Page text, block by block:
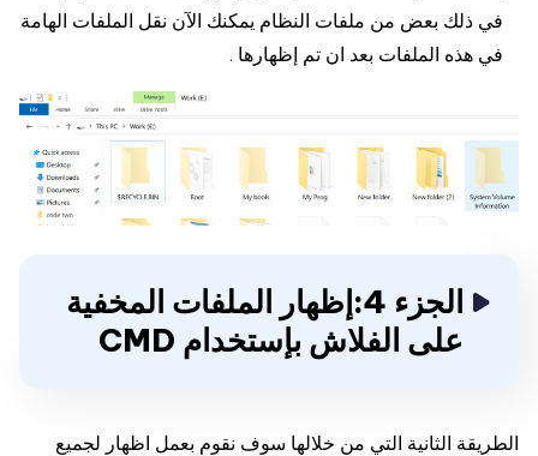
في ذلك بعض من ملفات النظام يمكنك الآن نقل الملفات الهامة
في هذه الملفات بعد ان تم إظهارها .
الجزء 4:إظهار الملفات المخفية
على الفلاش بإستخدام CMD
الطريقة الثانية التي من خلالها سوف نقوم بعمل اظهار لجميع